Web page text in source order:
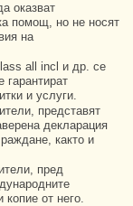
оказват
помощ, но не носят
на
all incl и др. се
гарантират
и услуги.
представят
декларация
както и
пред
копие от него.